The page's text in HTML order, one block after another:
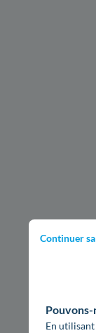
Continuer
Pouvons-
En